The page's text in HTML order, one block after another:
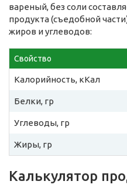
вареный, без соли
продукта (съедобной
жиров и углеводов:
Свойство
Калорийность, кКал
Белки, гр
Углеводы, гр
Жиры, гр
Калькулятор